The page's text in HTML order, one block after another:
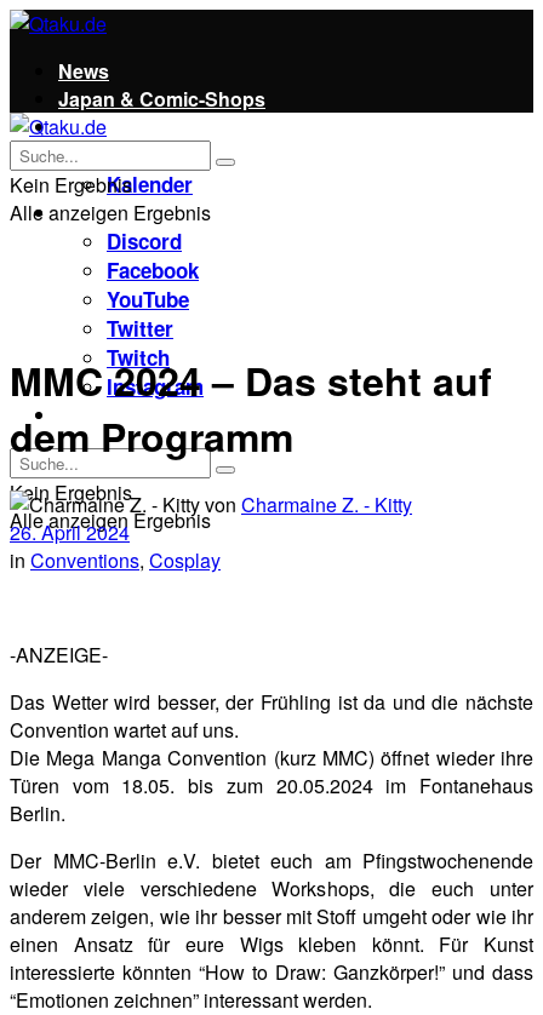
News
Japan & Comic-Shops
Qtaku
Kalender
Social
Discord
Facebook
YouTube
Twitter
Twitch
Instagram
Kein Ergebnis
Alle anzeigen Ergebnis
Kein Ergebnis
Alle anzeigen Ergebnis
MMC 2024 – Das steht auf
dem Programm
von Charmaine Z. - Kitty
26. April 2024
in Conventions, Cosplay
-ANZEIGE-
Das Wetter wird besser, der Frühling ist da und die nächste
Convention wartet auf uns.
Die Mega Manga Convention (kurz MMC) öffnet wieder ihre
Türen vom 18.05. bis zum 20.05.2024 im Fontanehaus
Berlin.
Der MMC-Berlin e.V. bietet euch am Pfingstwochenende
wieder viele verschiedene Workshops, die euch unter
anderem zeigen, wie ihr besser mit Stoff umgeht oder wie ihr
einen Ansatz für eure Wigs kleben könnt. Für Kunst
interessierte könnten “How to Draw: Ganzkörper!” und dass
“Emotionen zeichnen” interessant werden.